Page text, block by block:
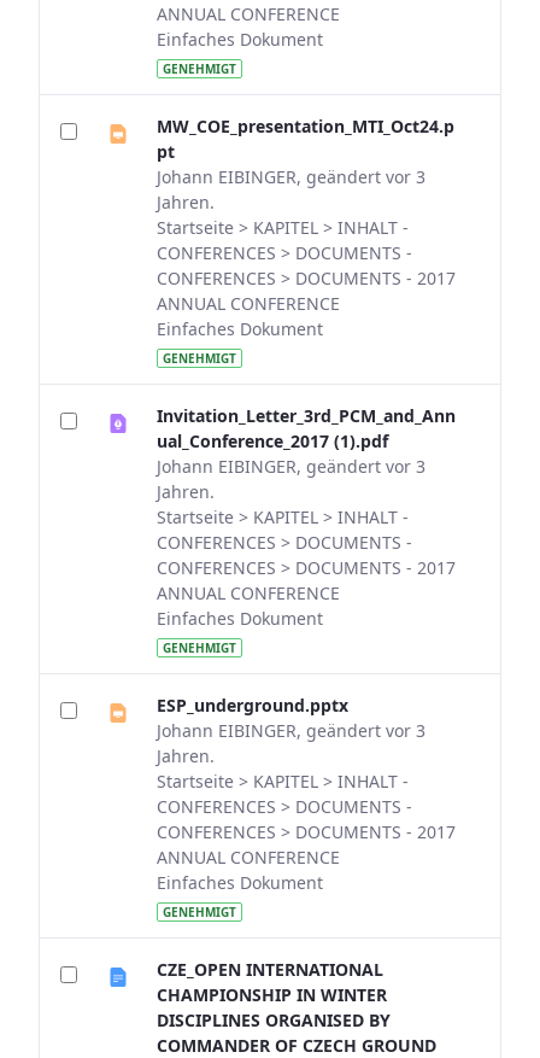
ANNUAL CONFERENCE
Einfaches Dokument
GENEHMIGT
MW_COE_presentation_MTI_Oct24.p
pt
Johann EIBINGER, geändert vor 3
Jahren.
Startseite > KAPITEL > INHALT -
CONFERENCES > DOCUMENTS -
CONFERENCES > DOCUMENTS - 2017
ANNUAL CONFERENCE
Einfaches Dokument
GENEHMIGT
Invitation_Letter_3rd_PCM_and_Ann
ual_Conference_2017 (1).pdf
Johann EIBINGER, geändert vor 3
Jahren.
Startseite > KAPITEL > INHALT -
CONFERENCES > DOCUMENTS -
CONFERENCES > DOCUMENTS - 2017
ANNUAL CONFERENCE
Einfaches Dokument
GENEHMIGT
ESP_underground.pptx
Johann EIBINGER, geändert vor 3
Jahren.
Startseite > KAPITEL > INHALT -
CONFERENCES > DOCUMENTS -
CONFERENCES > DOCUMENTS - 2017
ANNUAL CONFERENCE
Einfaches Dokument
GENEHMIGT
CZE_OPEN INTERNATIONAL
CHAMPIONSHIP IN WINTER
DISCIPLINES ORGANISED BY
COMMANDER OF CZECH GROUND